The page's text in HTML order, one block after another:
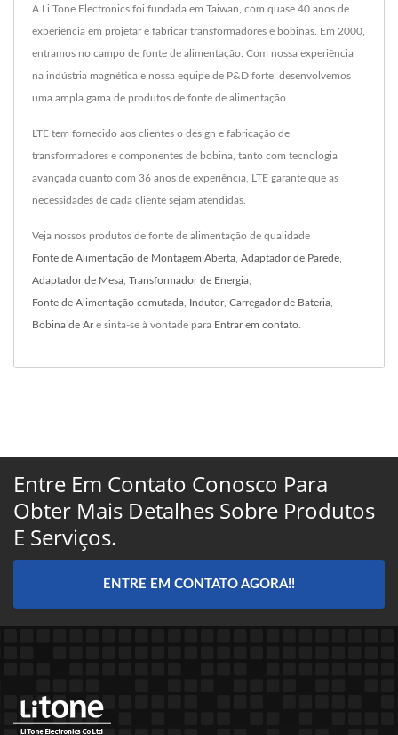
A Li Tone Electronics foi fundada em Taiwan, com quase 40 anos de
experiência em projetar e fabricar transformadores e bobinas. Em 2000,
entramos no campo de fonte de alimentação. Com nossa experiência
na indústria magnética e nossa equipe de P&D forte, desenvolvemos
uma ampla gama de produtos de fonte de alimentação
LTE tem fornecido aos clientes o design e fabricação de
transformadores e componentes de bobina, tanto com tecnologia
avançada quanto com 36 anos de experiência, LTE garante que as
necessidades de cada cliente sejam atendidas.
Veja nossos produtos de fonte de alimentação de qualidade
Fonte de Alimentação de Montagem Aberta Adaptador de Parede
Adaptador de Mesa Transformador de Energia
Fonte de Alimentação comutada Indutor, Carregador de Bateria
Bobina de Are sinta-se à vontade para Entrar em contato
Entre Em Contato Conosco Para
Obter Mais Detalhes Sobre Produtos
E Serviços.
ENTRE EM CONTATO AGORA!!